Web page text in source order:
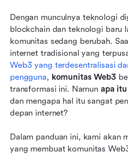
Dengan munculnya teknologi
blockchain dan teknologi baru
komunitas sedang berubah.
internet tradisional yang
Web3 yang terdesentralisasi
pengguna, komunitas Web3
transformasi ini. Namun apa
dan mengapa hal itu sangat
depan internet?
Dalam panduan ini, kami akan
yang membuat komunitas
Panduan praktis
Penjelajahan mendalam
terbaik untuk komunitas
Bagaimana Lark
Web3: Platform kolaborasi
Manajemen komunitas
praktik terbaik, dan tren
Kesimpulan: Perjalanan